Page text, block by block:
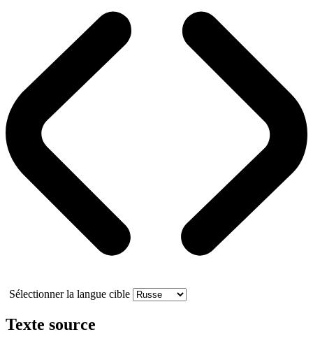
Sélectionner la langue cible
Texte source